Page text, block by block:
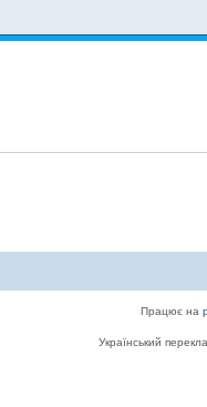
Працює на
Український